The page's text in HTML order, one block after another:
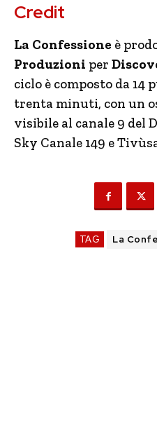
Credit
La Confessione è
Produzioni per
ciclo è composto da 14
trenta minuti, con un
visibile al canale 9 del
Sky Canale 149 e
TAG La